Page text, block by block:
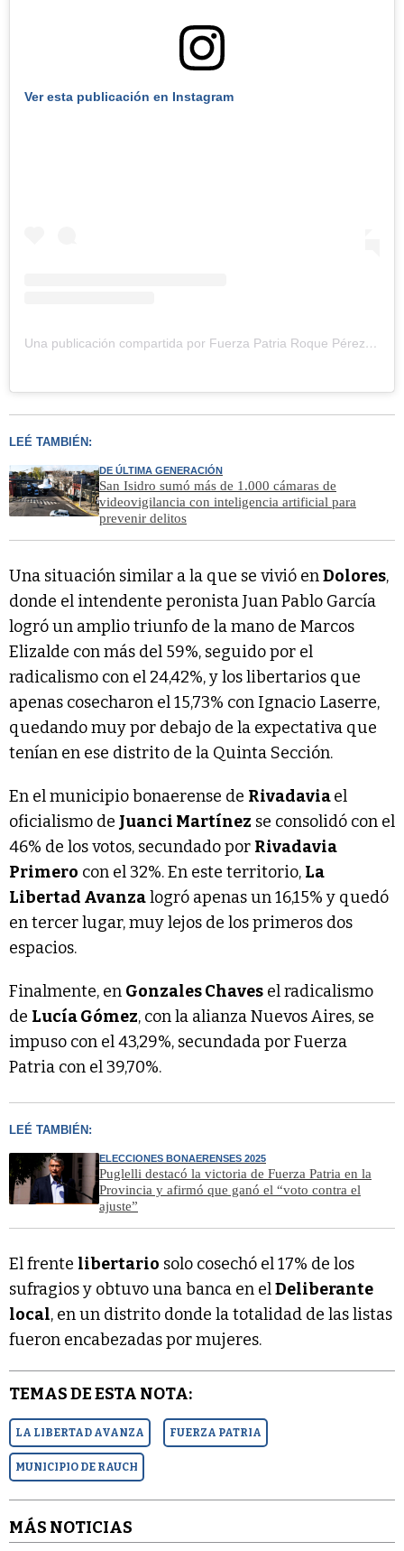
Ver esta publicación en Instagram
Una publicación compartida por Fuerza Patria Roque Pérez (@fuerzapatriarp)
LEÉ TAMBIÉN:
DE ÚLTIMA GENERACIÓN
San Isidro sumó más de 1.000 cámaras de
videovigilancia con inteligencia artificial para
prevenir delitos
Una situación similar a la que se vivió enDolores,
donde el intendente peronista Juan Pablo García
logró un amplio triunfo de la mano de Marcos
Elizalde con más del 59%, seguido por el
radicalismo con el 24,42%, y los libertarios que
apenas cosecharon el 15,73% con Ignacio Laserre,
quedando muy por debajo de la expectativa que
tenían en ese distrito de la Quinta Sección.
En el municipio bonaerense de Rivadaviael
oficialismo de Juanci Martínez se consolidó con el
46% de los votos, secundado por Rivadavia
Primero con el 32%. En este territorio, La
Libertad Avanzalogró apenas un 16,15% y quedó
en tercer lugar, muy lejos de los primeros dos
espacios.
Finalmente, en Gonzales Chaves el radicalismo
de Lucía Gómez, con la alianza Nuevos Aires, se
impuso con el 43,29%, secundada por Fuerza
Patria con el 39,70%.
LEÉ TAMBIÉN:
ELECCIONES BONAERENSES 2025
Puglelli destacó la victoria de Fuerza Patria en la
Provincia y afirmó que ganó el “voto contra el
ajuste”
El frente libertario solo cosechó el 17% de los
sufragios y obtuvo una banca en elDeliberante
local, en un distrito donde la totalidad de las listas
fueron encabezadas por mujeres.
TEMAS DE ESTA NOTA:
LA LIBERTAD AVANZA FUERZA PATRIA
MUNICIPIO DE RAUCH
MÁS NOTICIAS